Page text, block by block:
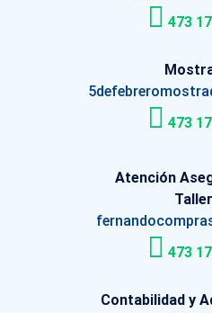
473
473
Atención
473
Contabilidad y